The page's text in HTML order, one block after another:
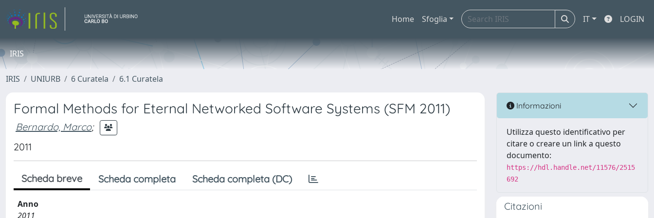
Home Sfoglia IT LOGIN
IRIS
IRIS UNIURB 6 Curatela 6.1 Curatela
Formal Methods for Eternal Networked Software Systems (SFM 2011)
Bernardo, Marco;
2011
Scheda breve Scheda completa Scheda completa (DC)
Anno
2011
Informazioni
Utilizza questo identificativo per
citare o creare un link a questo
documento:
https://hdl.handle.net/11576/2515
692
Citazioni